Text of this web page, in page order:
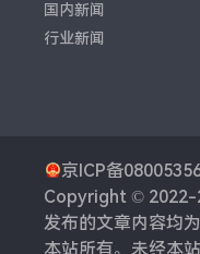
国内新闻
行业新闻
京ICP备
Copyright © 2022-
发布的文章内容均
本站所有。未经本